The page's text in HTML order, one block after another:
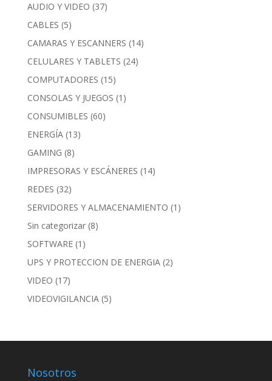
AUDIO Y VIDEO (37)
CABLES (5)
CAMARAS Y ESCANNERS (14)
CELULARES Y TABLETS (24)
COMPUTADORES (15)
CONSOLAS Y JUEGOS (1)
CONSUMIBLES (60)
ENERGÍA (13)
GAMING (8)
IMPRESORAS Y ESCÁNERES (14)
REDES (32)
SERVIDORES Y ALMACENAMIENTO (1)
Sin categorizar (8)
SOFTWARE (1)
UPS Y PROTECCION DE ENERGIA (2)
VIDEO (17)
VIDEOVIGILANCIA (5)
Nosotros